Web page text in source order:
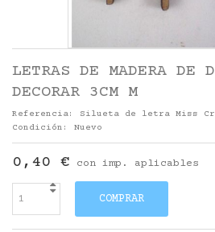
LETRAS DE MADERA DE
DECORAR 3CM M
Referencia:
Silueta de letra Miss
Condición:
Nuevo
0,40 € con imp. aplicables
COMPRAR